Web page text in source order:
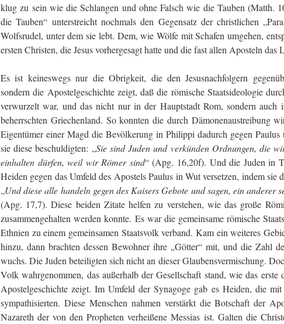
klug zu sein wie die Schlangen und ohne Falsch wie die Tauben (Matth.
die Tauben“ unterstreicht nochmals den Gegensatz der christlichen
Wolfsrudel, unter dem sie lebt. Dem, wie Wölfe mit Schafen umgehen,
ersten Christen, die Jesus vorhergesagt hatte und die fast allen Aposteln das
Es ist keineswegs nur die Obrigkeit, die den Jesusnachfolgern
sondern die Apostelgeschichte zeigt, daß die römische Staatsideologie
verwurzelt war, und das nicht nur in der Hauptstadt Rom, sondern auch
beherrschten Griechenland. So konnten die durch Dämonenaustreibung
Eigentümer einer Magd die Bevölkerung in Philippi dadurch gegen Paulus
sie diese beschuldigten: „Sie sind Juden und verkünden Ordnungen, die
einhalten dürfen, weil wir Römer sind“ (Apg. 16,20f). Und die Juden in
Heiden gegen das Umfeld des Apostels Paulus in Wut versetzen, indem sie
„Und diese alle handeln gegen des Kaisers Gebote und sagen, ein anderer
(Apg. 17,7). Diese beiden Zitate helfen zu verstehen, wie das große
zusammengehalten werden konnte. Es war die gemeinsame römische
Ethnien zu einem gemeinsamen Staatsvolk verband. Kam ein weiteres
hinzu, dann brachten dessen Bewohner ihre „Götter“ mit, und die Zahl
wuchs. Die Juden beteiligten sich nicht an dieser Glaubensvermischung.
Volk wahrgenommen, das außerhalb der Gesellschaft stand, wie das erste
Apostelgeschichte zeigt. Im Umfeld der Synagoge gab es Heiden, die
sympathisierten. Diese Menschen nahmen verstärkt die Botschaft der
Nazareth der von den Propheten verheißene Messias ist. Galten die